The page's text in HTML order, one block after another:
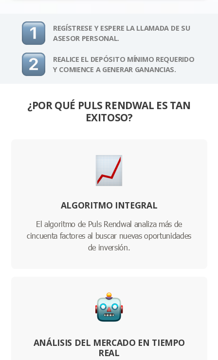
REGÍSTRESE Y ESPERE LA LLAMADA DE SU
ASESOR PERSONAL.
REALICE EL DEPÓSITO MÍNIMO REQUERIDO
Y COMIENCE A GENERAR GANANCIAS.
¿POR QUÉ PULS RENDWAL ES TAN
EXITOSO?
ALGORITMO INTEGRAL
El algoritmo de Puls Rendwal analiza más de
cincuenta factores al buscar nuevas oportunidades
de inversión.
ANÁLISIS DEL MERCADO EN TIEMPO
REAL